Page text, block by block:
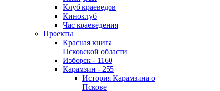
Клуб краеведов
Киноклуб
Час краеведения
Проекты
Красная книга
Псковской области
Изборск - 1160
Карамзин - 255
История Карамзина о
Пскове